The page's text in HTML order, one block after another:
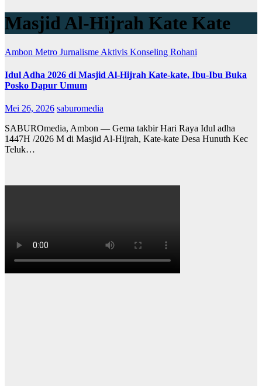
Masjid Al-Hijrah Kate Kate
Ambon Metro Jurnalisme Aktivis Konseling Rohani
Idul Adha 2026 di Masjid Al-Hijrah Kate-kate, Ibu-Ibu Buka
Posko Dapur Umum
Mei 26, 2026 saburomedia
SABUROmedia, Ambon — Gema takbir Hari Raya Idul adha
1447H /2026 M di Masjid Al-Hijrah, Kate-kate Desa Hunuth Kec
Teluk…